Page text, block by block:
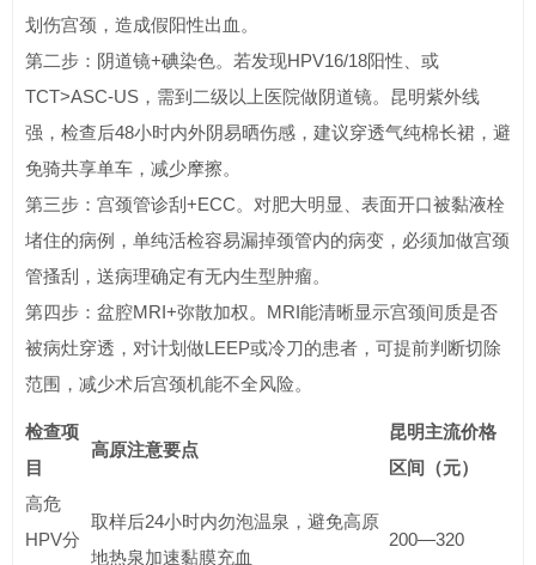
划伤宫颈，造成假阳性出血。
第二步：阴道镜+碘染色。若发现HPV16/18阳性、或
TCT>ASC-US，需到二级以上医院做阴道镜。昆明紫外线
强，检查后48小时内外阴易晒伤感，建议穿透气纯棉长裙，避
免骑共享单车，减少摩擦。
第三步：宫颈管诊刮+ECC。对肥大明显、表面开口被黏液栓
堵住的病例，单纯活检容易漏掉颈管内的病变，必须加做宫颈
管搔刮，送病理确定有无内生型肿瘤。
第四步：盆腔MRI+弥散加权。MRI能清晰显示宫颈间质是否
被病灶穿透，对计划做LEEP或冷刀的患者，可提前判断切除
范围，减少术后宫颈机能不全风险。
检查项
目
高原注意要点
昆明主流价格
区间（元）
高危
HPV分
取样后24小时内勿泡温泉，避免高原
地热泉加速黏膜充血
200—320